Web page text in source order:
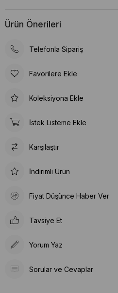
Ürün Önerileri
Telefonla Sipariş
Favorilere Ekle
Koleksiyona Ekle
İstek Listeme Ekle
Karşılaştır
İndirimli Ürün
Fiyat Düşünce Haber Ver
Tavsiye Et
Yorum Yaz
Sorular ve Cevaplar